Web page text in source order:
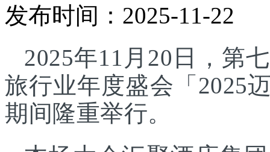
发布时间：2025-11-22
2025年11月20日，第
旅行业年度盛会「2025
期间隆重举行。